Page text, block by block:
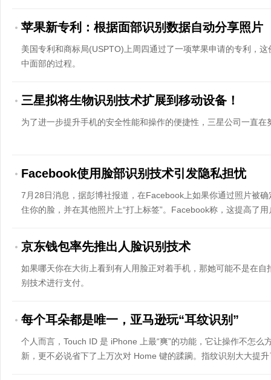
苹果新专利：根据面部识别数据自动分享照片
美国专利和商标局(USPTO)上周四通过了一项苹果申请的专利，
中面部的过程。
三星拟将生物识别技术扩展到移动设备！
为了进一步提升手机的安全性能和操作的便捷性，三星公司一直在
Facebook使用脸部识别技术引发隐私担忧
7月28日消息，据彭博社报道，在Facebook上如果你通过照片被
住你的脸，并在其他照片上“打上标签”。Facebook称，这提高了
京东钱包率先推出人脸识别技术
如果哪天你在大街上看到有人用脸正对着手机，那她可能不是在
别技术进行支付。
每个耳朵都是唯一，亚马逊玩“耳纹识别”
个人而言，Touch ID 是 iPhone 上最“爽”的功能，它让操作不怎么
新，更不必说省下了上万次对 Home 键的蹂躏。指纹识别大大提